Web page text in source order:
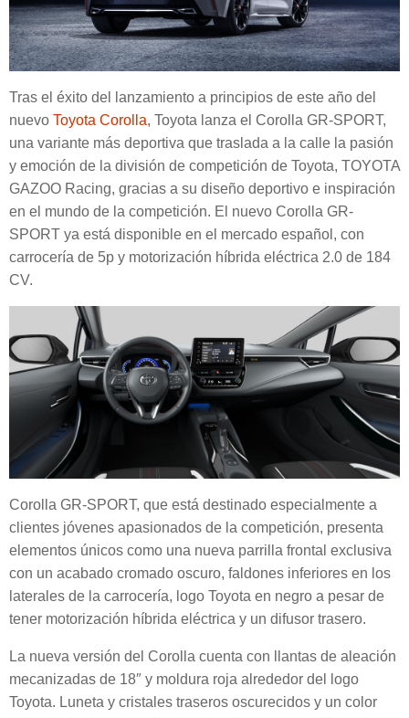
Tras el éxito del lanzamiento a principios de este año del
nuevo Toyota Corolla, Toyota lanza el Corolla GR-SPORT,
una variante más deportiva que traslada a la calle la pasión
y emoción de la división de competición de Toyota, TOYOTA
GAZOO Racing, gracias a su diseño deportivo e inspiración
en el mundo de la competición. El nuevo Corolla GR-
SPORT ya está disponible en el mercado español, con
carrocería de 5p y motorización híbrida eléctrica 2.0 de 184
CV.
Corolla GR-SPORT, que está destinado especialmente a
clientes jóvenes apasionados de la competición, presenta
elementos únicos como una nueva parrilla frontal exclusiva
con un acabado cromado oscuro, faldones inferiores en los
laterales de la carrocería, logo Toyota en negro a pesar de
tener motorización híbrida eléctrica y un difusor trasero.
La nueva versión del Corolla cuenta con llantas de aleación
mecanizadas de 18″ y moldura roja alrededor del logo
Toyota. Luneta y cristales traseros oscurecidos y un color